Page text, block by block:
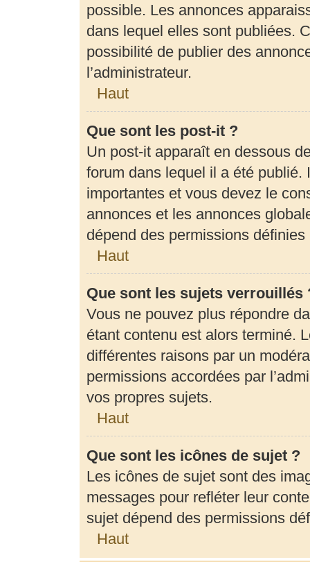
possible. Les annonces
dans lequel elles sont publiées.
possibilité de publier des
l’administrateur.
Haut
Que sont les post-it ?
Un post-it apparaît en dessous
forum dans lequel il a été
importantes et vous devez le
annonces et les annonces
dépend des permissions définies
Haut
Que sont les sujets verrouillés
Vous ne pouvez plus répondre
étant contenu est alors terminé.
différentes raisons par un
permissions accordées par
vos propres sujets.
Haut
Que sont les icônes de sujet ?
Les icônes de sujet sont des
messages pour refléter leur
sujet dépend des permissions
Haut